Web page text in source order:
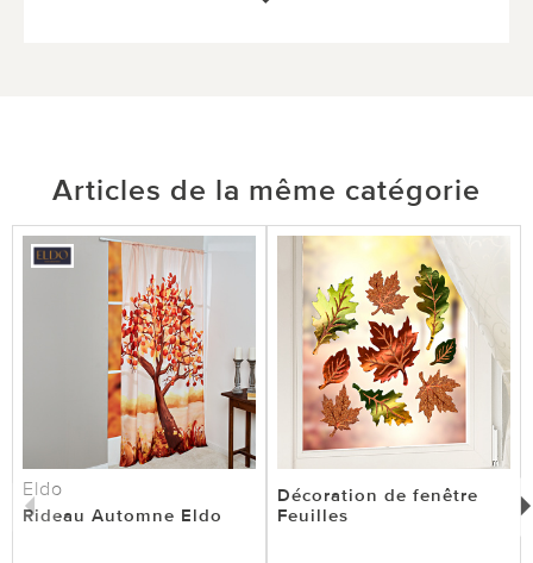
Articles de la même catégorie
Eldo
Rideau Automne Eldo
Décoration de fenêtre
Feuilles